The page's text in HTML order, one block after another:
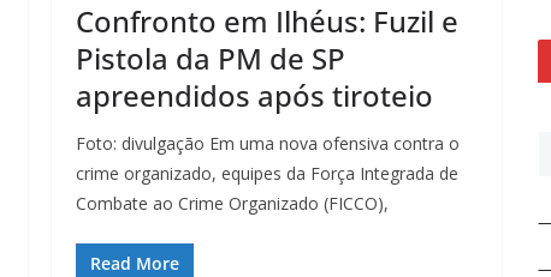
Confronto em Ilhéus: Fuzil e
Pistola da PM de SP
apreendidos após tiroteio
Foto: divulgação Em uma nova ofensiva contra o
crime organizado, equipes da Força Integrada de
Combate ao Crime Organizado (FICCO),
Read More